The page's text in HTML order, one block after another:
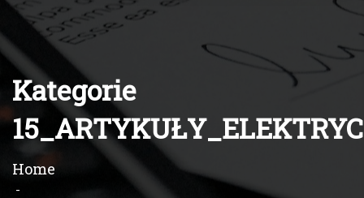
Kategorie
Home